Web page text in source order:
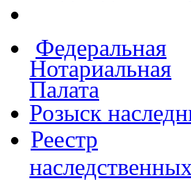
Федеральная
Нотариальная
Палата
Розыск
Реестр